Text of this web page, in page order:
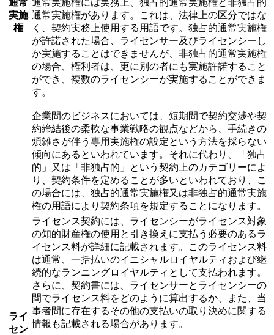
実施
権
通常実施権があります。これは、法律上の区分ではな
く、契約実務上使用する用語です。独占的通常実施権
が許諾された場合、ライセンサー及びライセンシーし
か実施することはできませんが、非独占的通常実施権
の場合、権利者は、更に別の者にも実施許諾すること
ができ、複数のライセンシーが実施することができま
す。
企業間のビジネスにおいては、短期間で契約交渉や契
約締結後の柔軟な事業戦略の観点などから、手続きの
煩雑さが伴う専用実施権の設定という方法を採らない
傾向にあるといわれています。それに代わり、「独占
的」又は「非独占的」という契約上のカテゴリーによ
り、契約条件を定めることが多いといわれており、こ
の場合には、独占的通常実施権又は非独占的通常実施
権の用語により契約条項を規定することになります。
ライ
セン
ライセンス契約には、ライセンシーがライセンス対象
の知的財産権の使用と引き換えに支払う必要のあるラ
イセンス料が詳細に記載されます。このライセンス料
は通常、一括払いのイニシャルロイヤルティおよび継
続的なランニングロイヤルティとして支払われます。
さらに、契約書には、ライセンサーとライセンシーの
間でライセンス料をどのように算出するか、また、当
事者間に存在するその他の支払いの取り決めに関する
情報も記載される場合があります。